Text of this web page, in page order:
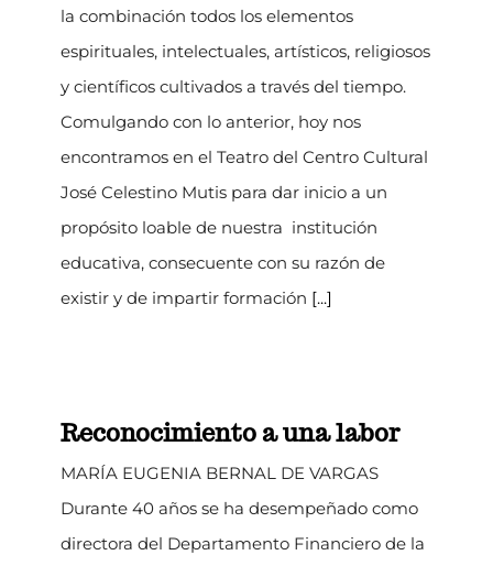
la combinación todos los elementos
espirituales, intelectuales, artísticos, religiosos
y científicos cultivados a través del tiempo.
Comulgando con lo anterior, hoy nos
encontramos en el Teatro del Centro Cultural
José Celestino Mutis para dar inicio a un
propósito loable de nuestra institución
educativa, consecuente con su razón de
existir y de impartir formación [...]
Reconocimiento a una labor
MARÍA EUGENIA BERNAL DE VARGAS
Durante 40 años se ha desempeñado como
directora del Departamento Financiero de la